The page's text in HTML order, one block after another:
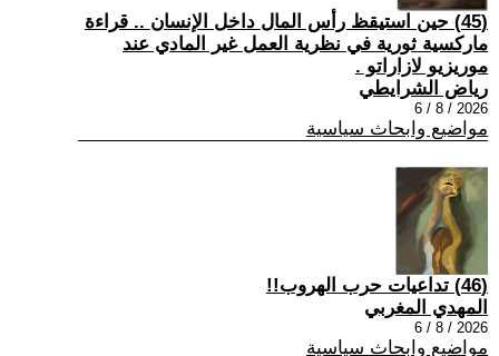
(45) حين استيقظ رأس المال داخل الإنسان .. قراءة
ماركسية ثورية في نظرية العمل غير المادي عند
موريزيو لازاراتو .
رياض الشرايطي
2026 / 8 / 6
مواضيع وابحاث سياسية
(46) تداعيات حرب الهروب!!
المهدي المغربي
2026 / 8 / 6
مواضيع وابحاث سياسية